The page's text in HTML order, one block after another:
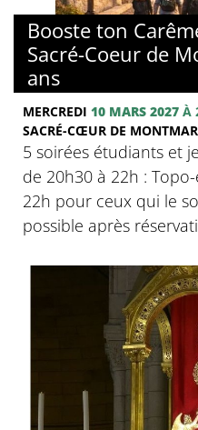
Booste ton
Sacré-Coeur de
ans
MERCREDI 10 MARS 2027 À
SACRÉ-CŒUR DE
5 soirées étudiants et
de 20h30 à 22h :
22h pour ceux qui le
possible après